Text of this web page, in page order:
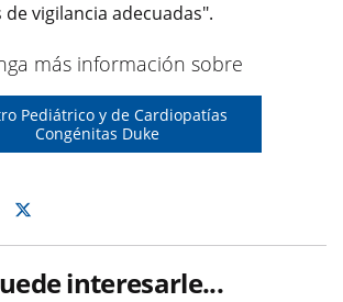
vigilancia adecuadas".
más información sobre
Pediátrico y de Cardiopatías
Congénitas Duke
Twitter
interesarle...